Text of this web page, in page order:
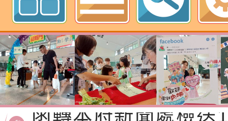
函轉桃園市政府「
性(防空)演習執行計
轉桃園市政府「
檢送桃園市政府家庭
「115年度祖孫樂淘
函轉本府新聞處檢送